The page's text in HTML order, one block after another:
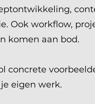
Ook workflow,
komen aan bod.
concrete
eigen werk.